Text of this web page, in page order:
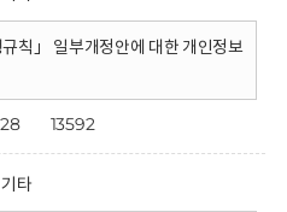
규칙」 일부개정안에 대한 개인정보
13592
기타